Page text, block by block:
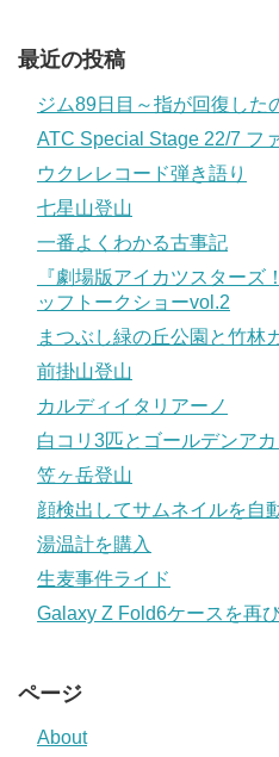
最近の投稿
ジム89日目～指が回復した
ATC Special Stage 22/7 フ
ウクレレコード弾き語り
七星山登山
一番よくわかる古事記
『劇場版アイカツスターズ
ッフトークショーvol.2
まつぶし緑の丘公園と竹林
前掛山登山
カルディイタリアーノ
白コリ3匹とゴールデンア
笠ヶ岳登山
顔検出してサムネイルを自
湯温計を購入
生麦事件ライド
Galaxy Z Fold6ケースを再
ページ
About